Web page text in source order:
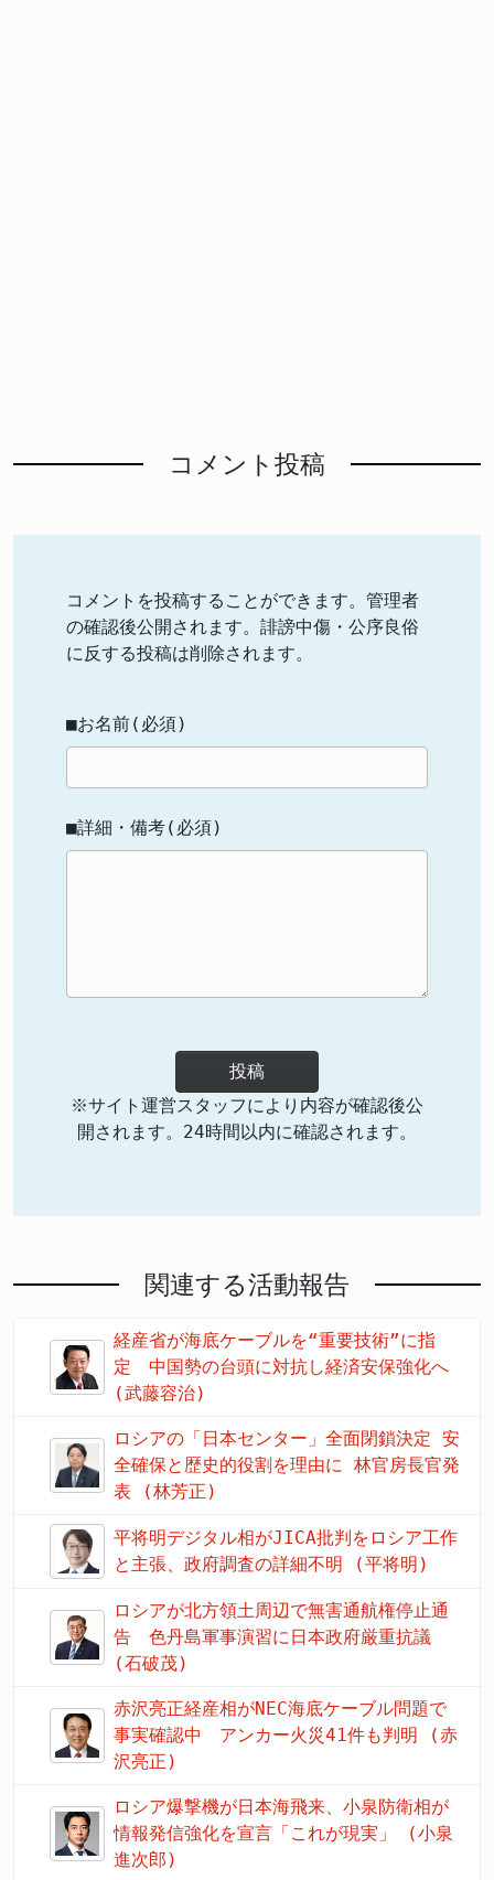
コメント投稿
コメントを投稿することができます。管理者
の確認後公開されます。誹謗中傷・公序良俗
に反する投稿は削除されます。
■お名前(必須)
■詳細・備考(必須)
投稿
※サイト運営スタッフにより内容が確認後公
開されます。24時間以内に確認されます。
関連する活動報告
経産省が海底ケーブルを“重要技術”に指
定 中国勢の台頭に対抗し経済安保強化へ
(武藤容治)
ロシアの「日本センター」全面閉鎖決定 安
全確保と歴史的役割を理由に 林官房長官発
表 (林芳正)
平将明デジタル相がJICA批判をロシア工作
と主張、政府調査の詳細不明 (平将明)
ロシアが北方領土周辺で無害通航権停止通
告 色丹島軍事演習に日本政府厳重抗議
(石破茂)
赤沢亮正経産相がNEC海底ケーブル問題で
事実確認中 アンカー火災41件も判明 (赤
沢亮正)
ロシア爆撃機が日本海飛来、小泉防衛相が
情報発信強化を宣言「これが現実」 (小泉
進次郎)